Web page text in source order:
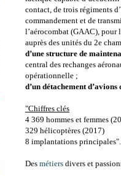
contact, de trois régiments
commandement et de
l’aérocombat (GAAC), pour
auprès des unités du 2e
d’une structure de
central des rechanges
opérationnelle ;
d’un détachement
"Chiffres clés
4 369 hommes et femmes
329 hélicoptères (2017)
8 implantations principales".
Des métiers divers et